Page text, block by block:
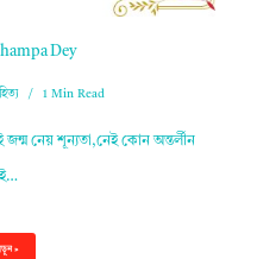
Dey
1 Min Read
জন্ম নেয় শূন্যতা,নেই কোন অন্তর্লীন
»